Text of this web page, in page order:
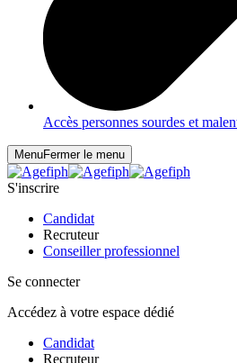
Accès personnes sourdes et
MenuFermer le menu
S'inscrire
Candidat
Recruteur
Conseiller professionnel
Se connecter
Accédez à votre espace dédié
Candidat
Recruteur